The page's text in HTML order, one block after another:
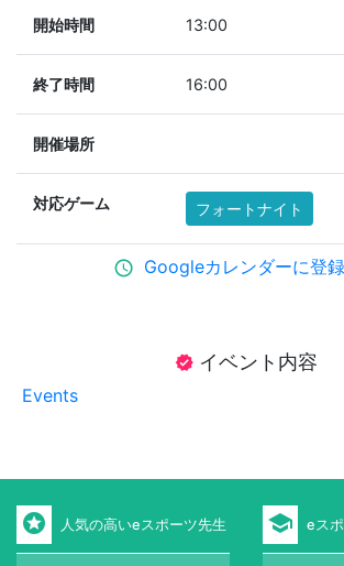
開始時間 13:00
終了時間 16:00
開催場所
対応ゲーム フォートナイト
schedule Googleカレンダーに登
verified イベント内容
Events
stars 人気の高いeスポーツ先生 school eス